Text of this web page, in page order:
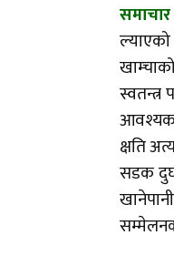
स्वतन्त्र
आवश्यक
क्षति
सडक